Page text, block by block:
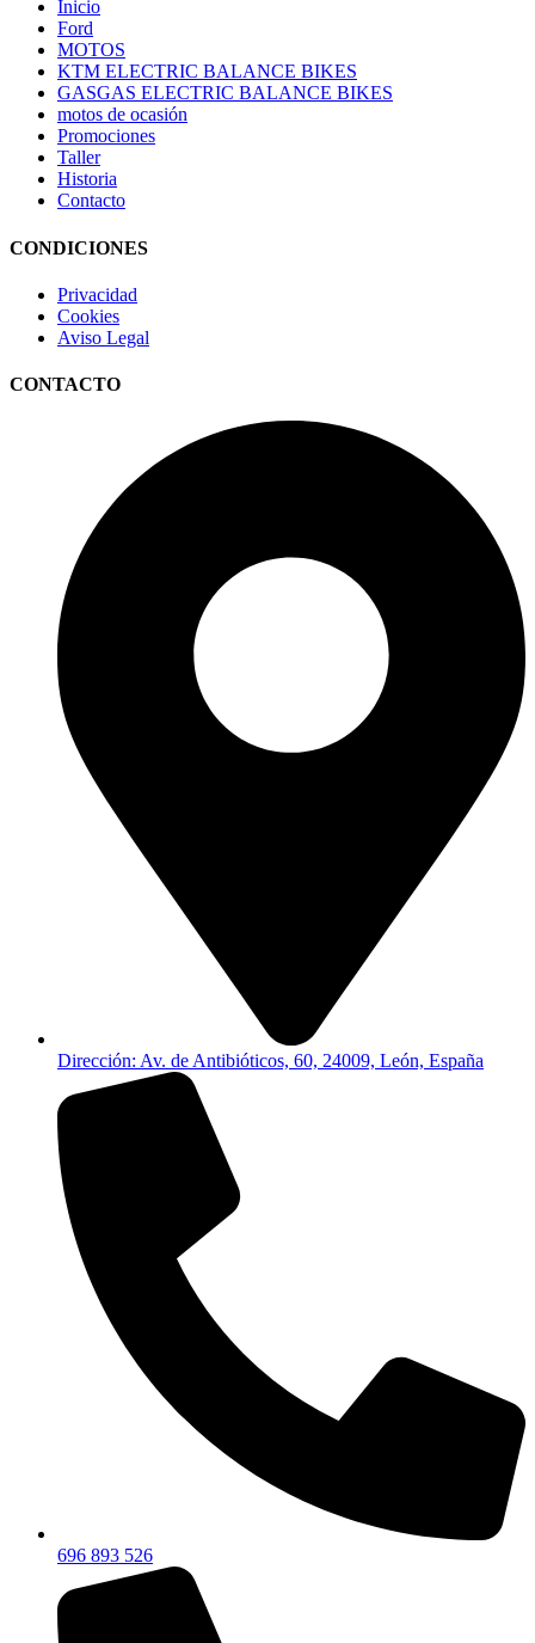
Inicio
Ford
MOTOS
KTM ELECTRIC BALANCE BIKES
GASGAS ELECTRIC BALANCE BIKES
motos de ocasión
Promociones
Taller
Historia
Contacto
CONDICIONES
Privacidad
Cookies
Aviso Legal
CONTACTO
Dirección: Av. de Antibióticos, 60, 24009, León, España
696 893 526